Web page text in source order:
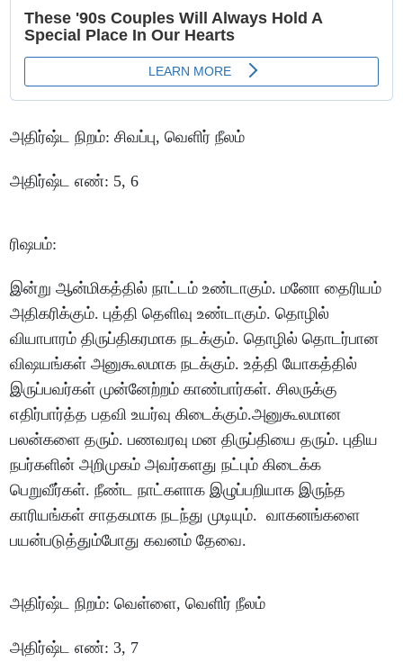
அதிர்ஷ்ட நிறம்:சிவப்பு,வெளிர் நீலம்
அதிர்ஷ்ட எண்: 5, 6
ரிஷபம்:
இன்று ஆன்மிகத்தில் நாட்டம் உண்டாகும்.மனோ தைரியம்
அதிகரிக்கும்.புத்தி தெளிவு உண்டாகும்.தொழில்
வியாபாரம் திருப்திகரமாக நடக்கும்.தொழில் தொடர்பான
விஷயங்கள் அனுகூலமாக நடக்கும்.உத்தி யோகத்தில்
இருப்பவர்கள் முன்னேற்றம் காண்பார்கள்.சிலருக்கு
எதிர்பார்த்த பதவி உயர்வு கிடைக்கும்.அனுகூலமான
பலன்களை தரும்.பணவரவு மன திருப்தியை தரும்.புதிய
நபர்களின் அறிமுகம் அவர்களது நட்பும் கிடைக்க
பெறுவீர்கள்.நீண்ட நாட்களாக இழுப்பறியாக இருந்த
காரியங்கள் சாதகமாக நடந்து முடியும்.வாகனங்களை
பயன்படுத்தும்போது கவனம் தேவை.
அதிர்ஷ்ட நிறம்:வெள்ளை,வெளிர் நீலம்
அதிர்ஷ்ட எண்: 3, 7